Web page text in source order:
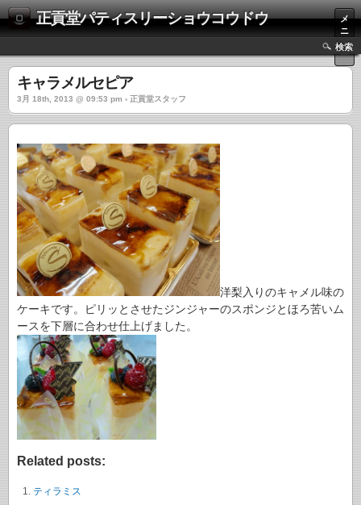
正貢堂パティスリーショウコウドウ
メ
ニ
ュ
ー
検索
キャラメルセピア
3月 18th, 2013 @ 09:53 pm › 正貢堂スタッフ
洋梨入りのキャメル味の
ケーキです。ピリッとさせたジンジャーのスポンジとほろ苦いム
ースを下層に合わせ仕上げました。
Related posts:
ティラミス